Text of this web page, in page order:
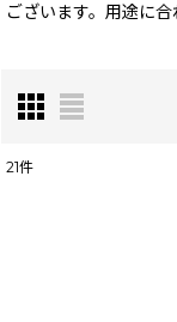
ございます。用途に合
21件